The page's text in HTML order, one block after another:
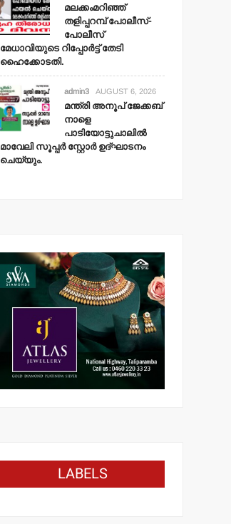
മലക്കംമറിഞ്ഞ്
തളിപ്പറമ്പ് പോലീസ്-
പോലീസ്
മേധാവിയുടെ റിപ്പോര്‍ട്ട് തേടി
ഹൈക്കോടതി.
admin3 AUGUST 6, 2026
മന്ത്രി അനൂപ് ജേക്കബ്
നാളെ
പാടിയോട്ടുചാലില്‍
മാവേലി സൂപ്പര്‍ സ്റ്റോര്‍ ഉദ്ഘാടനം
ചെയ്യും.
LABELS